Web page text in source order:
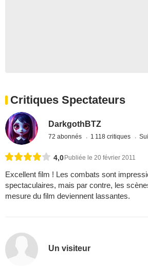
Critiques Spectateurs
DarkgothBTZ
72 abonnés 1 118 critiques
4,0 Publiée le 20 février 2011
Excellent film ! Les combats sont
spectaculaires, mais par contre, les
mesure du film deviennent lassantes.
Un visiteur